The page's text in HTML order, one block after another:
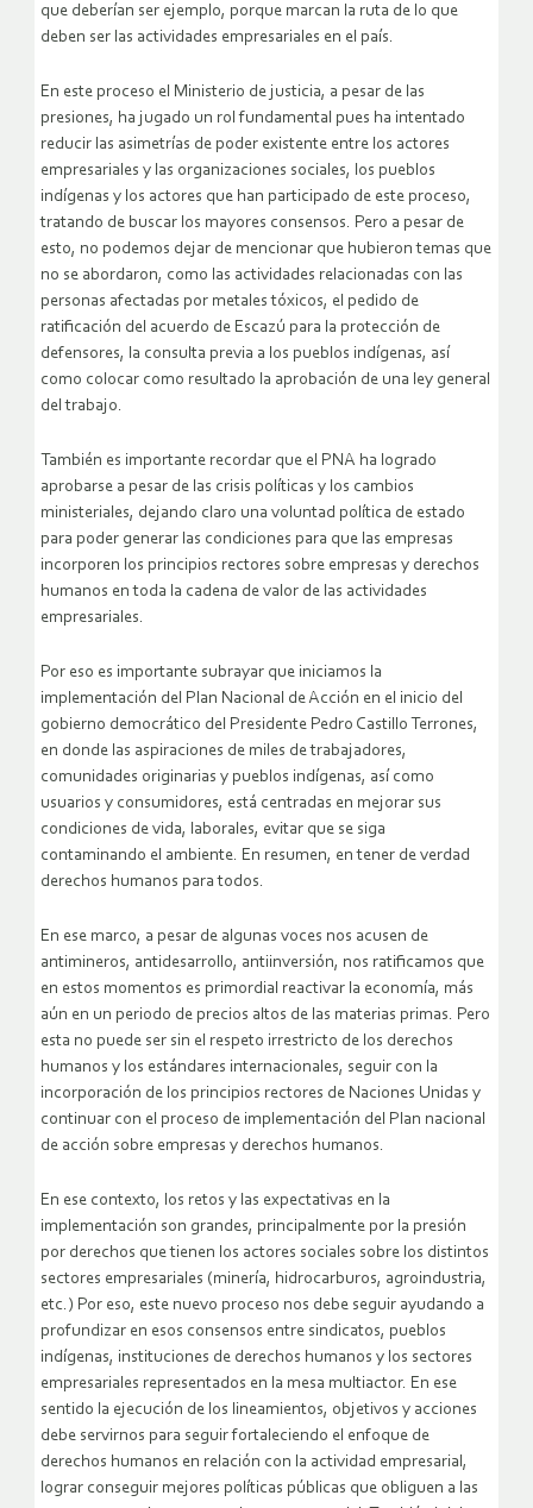
que deberían ser ejemplo, porque marcan la ruta de lo que
deben ser las actividades empresariales en el país.
En este proceso el Ministerio de justicia, a pesar de las
presiones, ha jugado un rol fundamental pues ha intentado
reducir las asimetrías de poder existente entre los actores
empresariales y las organizaciones sociales, los pueblos
indígenas y los actores que han participado de este proceso,
tratando de buscar los mayores consensos. Pero a pesar de
esto, no podemos dejar de mencionar que hubieron temas que
no se abordaron, como las actividades relacionadas con las
personas afectadas por metales tóxicos, el pedido de
ratificación del acuerdo de Escazú para la protección de
defensores, la consulta previa a los pueblos indígenas, así
como colocar como resultado la aprobación de una ley general
del trabajo.
También es importante recordar que el PNA ha logrado
aprobarse a pesar de las crisis políticas y los cambios
ministeriales, dejando claro una voluntad política de estado
para poder generar las condiciones para que las empresas
incorporen los principios rectores sobre empresas y derechos
humanos en toda la cadena de valor de las actividades
empresariales.
Por eso es importante subrayar que iniciamos la
implementación del Plan Nacional de Acción en el inicio del
gobierno democrático del Presidente Pedro Castillo Terrones,
en donde las aspiraciones de miles de trabajadores,
comunidades originarias y pueblos indígenas, así como
usuarios y consumidores, está centradas en mejorar sus
condiciones de vida, laborales, evitar que se siga
contaminando el ambiente. En resumen, en tener de verdad
derechos humanos para todos.
En ese marco, a pesar de algunas voces nos acusen de
antimineros, antidesarrollo, antiinversión, nos ratificamos que
en estos momentos es primordial reactivar la economía, más
aún en un periodo de precios altos de las materias primas. Pero
esta no puede ser sin el respeto irrestricto de los derechos
humanos y los estándares internacionales, seguir con la
incorporación de los principios rectores de Naciones Unidas y
continuar con el proceso de implementación del Plan nacional
de acción sobre empresas y derechos humanos.
En ese contexto, los retos y las expectativas en la
implementación son grandes, principalmente por la presión
por derechos que tienen los actores sociales sobre los distintos
sectores empresariales (minería, hidrocarburos, agroindustria,
etc.) Por eso, este nuevo proceso nos debe seguir ayudando a
profundizar en esos consensos entre sindicatos, pueblos
indígenas, instituciones de derechos humanos y los sectores
empresariales representados en la mesa multiactor. En ese
sentido la ejecución de los lineamientos, objetivos y acciones
debe servirnos para seguir fortaleciendo el enfoque de
derechos humanos en relación con la actividad empresarial,
lograr conseguir mejores políticas públicas que obliguen a las